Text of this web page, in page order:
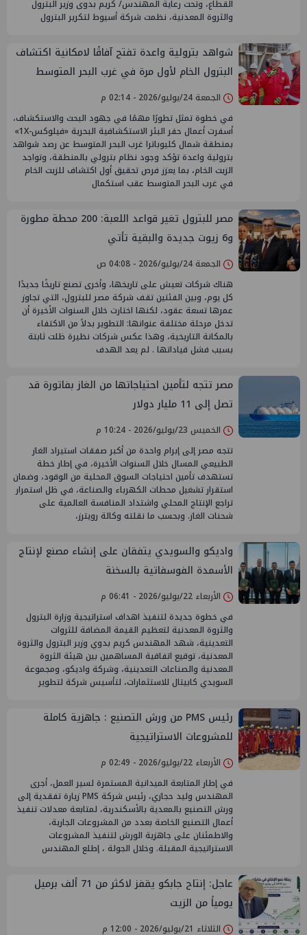
القطاع، وتحت رعاية المهندس/ كريم بدوى وزير البترول
والثروة المعدنية، نظمت شركة أسيوط لتكرير البترول
شواهد بترولية واعدة تفتح آفاقًا لامكانية اكتشاف
البترول الخام لأول مرة في غرب البحر المتوسط
الجمعة 24/يوليو/2026 - 02:14 م
في خطوة تمثل تطورًا مهمًا في جهود البحث والاستكشاف،
أسفرت أعمال حفر البئر الاستكشافية البحرية «فيلوكس-1X»
بمنطقة شمال كليوباترا غرب البحر المتوسط عن رصد شواهد
بترولية واعدة تؤكد وجود نظام بترولي بالمنطقة، وتواجد
الزيت الخام، بما يعزز فرص تحقيق أول اكتشاف للزيت الخام
في غرب البحر المتوسط عقب استكمال
مصر للبترول تغير قواعد اللعبة: 200 محطة مطورة
و6 زيوت جديدة والبقية تأتي
الجمعة 24/يوليو/2026 - 04:08 ص
هناك شركات تعيش على تاريخها، وأخرى تصنع تاريخًا جديدًا
كل يوم، وبين الفئتين تقف شركة مصر للبترول، التي تجاوز
عمرها تسعة عقود، لكنها اختارت خلال السنوات الأخيرة أن
تدخل مرحلة مختلفة عنوانها: التطوير بدلاً من الاكتفاء
بالمكانة التاريخية، وهذا عكس شركات نظيرة ظلت ثابتة
بسبب فشل قياداتها . لم يعد الهدف
مصر تتجه لتأمين احتياجاتها من الغاز بفاتورة قد
تصل إلى 11 مليار دولار
الخميس 23/يوليو/2026 - 10:24 م
تتجه مصر إلى إبرام واحدة من أكبر صفقات استيراد الغاز
الطبيعي المسال خلال السنوات الأخيرة، في إطار خطة
تستهدف تأمين احتياجات السوق المحلية من الوقود، وضمان
استقرار تشغيل محطات الكهرباء والصناعة، في ظل استمرار
تراجع الإنتاج المحلي واشتداد المنافسة العالمية على
شحنات الغاز. وبحسب ما نقلته وكالة رويترز،
واديكو والسويدي يتفقان على إنشاء مصنع لإنتاج
الأسمدة الفوسفاتية بالسخنة
الأربعاء 22/يوليو/2026 - 06:41 م
في خطوة جديدة لتنفيذ اهداف استراتيجية وزارة البترول
والثروة المعدنية لتعظيم القيمة المضافة للثروات
التعدينية، شهد المهندس كريم بدوي وزير البترول والثروة
المعدنية، توقيع اتفاقية المساهمين بين هيئة الثروة
المعدنية والصناعات التعدينية، وشركة واديكو، ومجموعة
السويدي كابيتال للاستثمارات، لتأسيس شركة لتطوير
رئيس PMS من ورش التصنيع : جاهزية كاملة
للمشروعات الاستراتيجية
الأربعاء 22/يوليو/2026 - 02:49 م
في إطار المتابعة الميدانية المستمرة لسير العمل، أجرى
المهندس وليد حجازي، رئيس شركة PMS زيارة تفقدية إلى
ورش التصنيع بالمعدية بالأسكندرية، لمتابعة معدلات تنفيذ
أعمال التصنيع الخاصة بعدد من المشروعات الجارية،
والاطمئنان على جاهزية الورش لتنفيذ المشروعات
الاستراتيجية المقبلة. وخلال الجولة ، إطلع المهندس
عاجل: إنتاح جابكو يقفز لاكثر من 71 ألف برميل
يومياً من الزيت
الثلاثاء 21/يوليو/2026 - 12:00 م